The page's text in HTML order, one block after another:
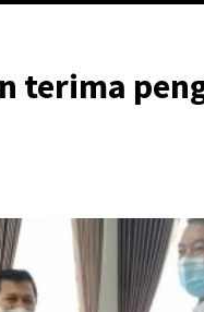
terima